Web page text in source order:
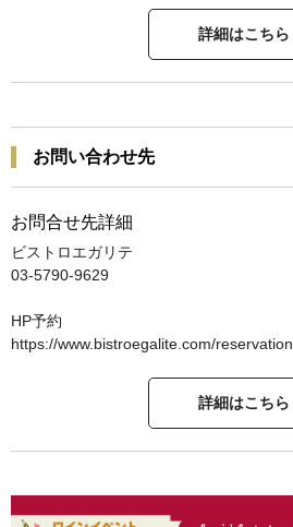
詳細はこちら
お問い合わせ先
お問合せ先詳細
ビストロエガリテ
03-5790-9629
HP予約
https://www.bistroegalite.com/reservation
詳細はこちら